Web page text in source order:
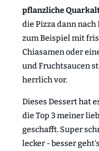
pflanzliche
die Pizza dann
zum Beispiel mit
Chiasamen oder
und Fruchtsaucen
herrlich vor.
Dieses Dessert hat
die Top 3 meiner
geschafft. Super
lecker - besser